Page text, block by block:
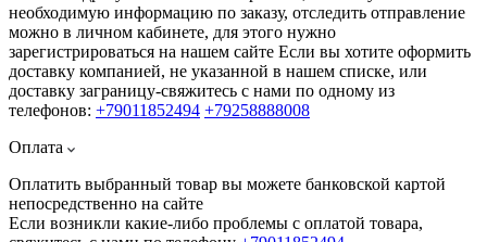
необходимую информацию по заказу, отследить отправление
можно в личном кабинете, для этого нужно
зарегистрироваться на нашем сайте Если вы хотите оформить
доставку компанией, не указанной в нашем списке, или
доставку заграницу-свяжитесь с нами по одному из
телефонов: +79011852494 +79258888008
Оплата
Оплатить выбранный товар вы можете банковской картой
непосредственно на сайте
Если возникли какие-либо проблемы с оплатой товара,